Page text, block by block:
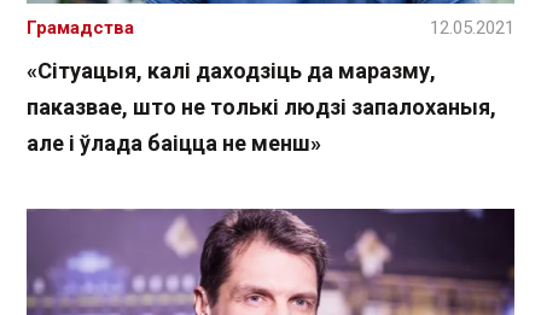
«Сітуацыя, калі даходзіць да маразму,
паказвае, што не толькі людзі запалоханыя,
але і ўлада баіцца не менш»
Грамадства 12.05.2021